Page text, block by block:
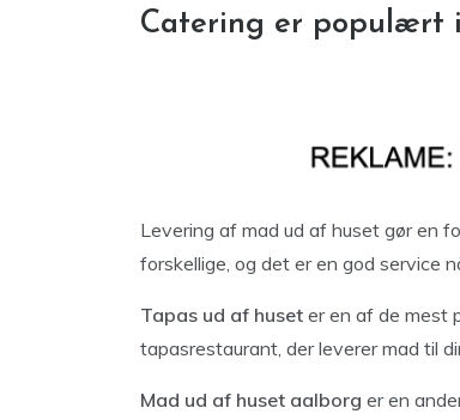
Catering er populært
Levering af mad ud af huset gør en
forskellige, og det er en god service
Tapas ud af huset er en af de mest
tapasrestaurant, der leverer mad til
Mad ud af huset aalborg er en